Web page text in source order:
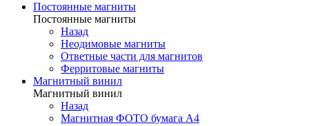
Постоянные магниты
Постоянные магниты
Назад
Неодимовые магниты
Ответные части для магнитов
Ферритовые магниты
Магнитный винил
Магнитный винил
Назад
Магнитная ФОТО бумага А4